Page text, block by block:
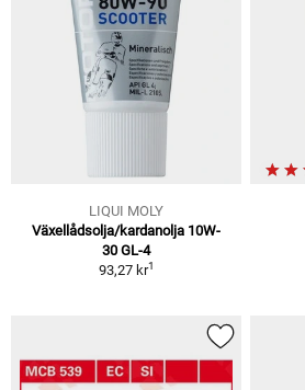
LIQUI MOLY
Växellådsolja/kardanolja 10W-
30 GL-4
93,27 kr1